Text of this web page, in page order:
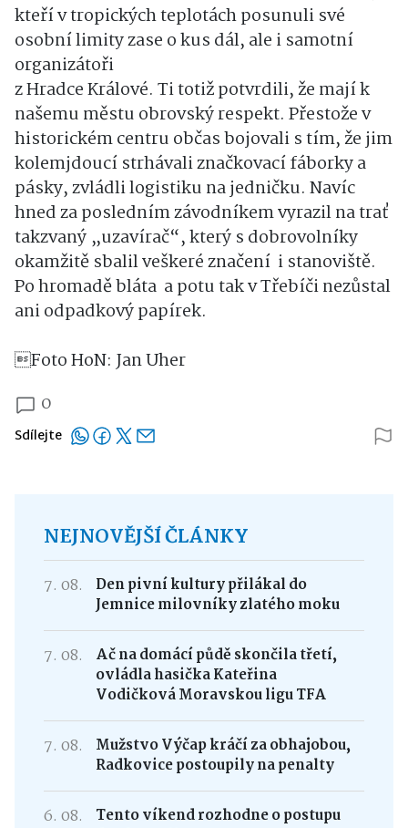
kteří v tropických teplotách posunuli své
osobní limity zase o kus dál, ale i samotní
organizátoři
z Hradce Králové. Ti totiž potvrdili, že mají k
našemu městu obrovský respekt. Přestože v
historickém centru občas bojovali s tím, že jim
kolemjdoucí strhávali značkovací fáborky a
pásky, zvládli logistiku na jedničku. Navíc
hned za posledním závodníkem vyrazil na trať
takzvaný „uzavírač“, který s dobrovolníky
okamžitě sbalil veškeré značení i stanoviště.
Po hromadě bláta a potu tak v Třebíči nezůstal
ani odpadkový papírek.
Foto HoN: Jan Uher
0
Sdílejte
NEJNOVĚJŠÍ ČLÁNKY
7. 08.
Den pivní kultury přilákal do
Jemnice milovníky zlatého moku
7. 08.
Ač na domácí půdě skončila třetí,
ovládla hasička Kateřina
Vodičková Moravskou ligu TFA
7. 08.
Mužstvo Výčap kráčí za obhajobou,
Radkovice postoupily na penalty
6. 08.
Tento víkend rozhodne o postupu